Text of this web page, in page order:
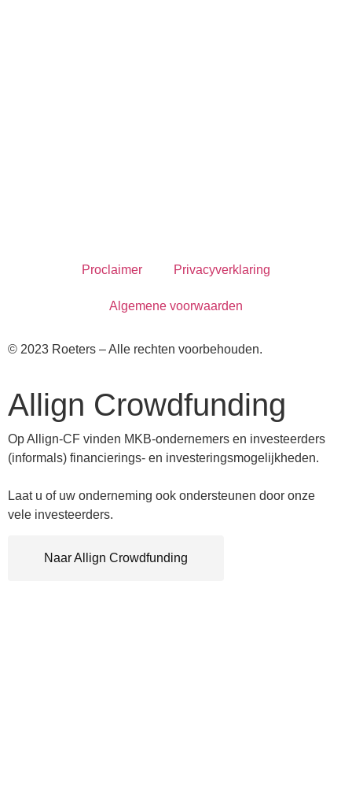
© 2023 Roeters – Alle rechten voorbehouden.
Proclaimer Privacyverklaring
Algemene voorwaarden
Allign Crowdfunding
Op Allign-CF vinden MKB-ondernemers en investeerders
(informals) financierings- en investeringsmogelijkheden.
Laat u of uw onderneming ook ondersteunen door onze
vele investeerders.
Naar Allign Crowdfunding